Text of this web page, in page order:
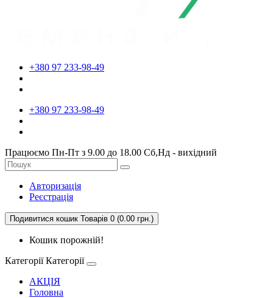
+380 97 233-98-49
+380 97 233-98-49
Працюємо Пн-Пт з 9.00 до 18.00 Сб,Нд - вихідний
Авторизація
Реєстрація
Подивитися кошик Товарів 0 (0.00 грн.)
Кошик порожній!
Категорії Категорії
АКЦІЯ
Головна